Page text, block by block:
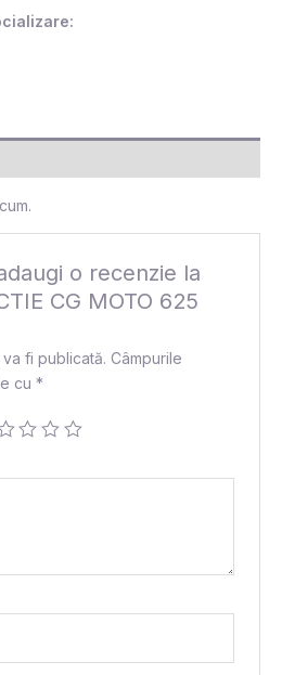
o recenzie la
CG MOTO 625
fi publicată. Câmpurile
cu*